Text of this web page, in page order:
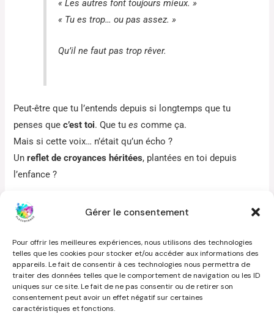
Gérer le consentement
Pour offrir les meilleures expériences, nous utilisons des technologies
telles que les cookies pour stocker et/ou accéder aux informations des
appareils. Le fait de consentir à ces technologies nous permettra de
traiter des données telles que le comportement de navigation ou les ID
uniques sur ce site. Le fait de ne pas consentir ou de retirer son
consentement peut avoir un effet négatif sur certaines
caractéristiques et fonctions.
« Les autres font toujours mieux. »
« Tu es trop… ou pas assez. »
Qu’il ne faut pas trop rêver.
Peut-être que tu l’entends depuis si longtemps que tu
penses quec’est toi. Que tues comme ça.
Mais si cette voix… n’était qu’un écho ?
Unreflet de croyances héritées, plantées en toi depuis
l’enfance ?
Un exemple parmi tant d’autres…
« Je ne postule pas. Ce poste n’est pas pour
moi. Je ne saurais pas gérer. Et puis…je ne
le mérite pas